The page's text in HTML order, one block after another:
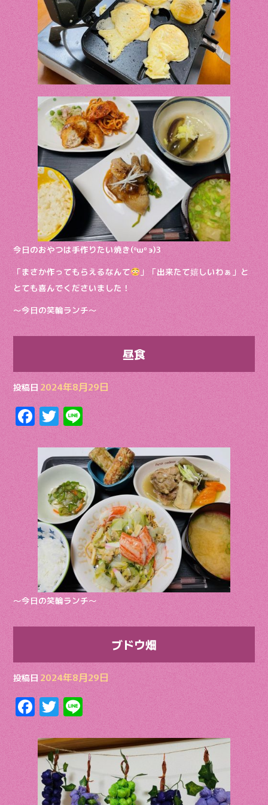
今日のおやつは手作りたい焼き(ºωº э)З
「まさか作ってもらえるなんて
」「出来たて嬉しいわぁ」と
とても喜んでくださいました！
〜今日の笑輪ランチ〜
昼食
投稿日 2024年8月29日
F
ac
e
b
o
o
k
T
w
itt
er
Li
n
e
〜今日の笑輪ランチ〜
ブドウ畑
投稿日2024年8月29日
F
ac
e
b
o
T
w
itt
er
Li
n
e